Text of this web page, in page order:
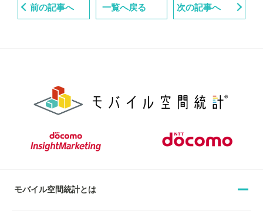
前の記事へ 一覧へ戻る 次の記事へ
モバイル空間統計とは